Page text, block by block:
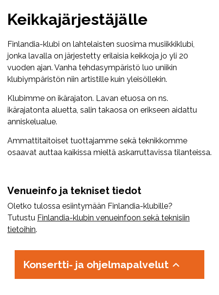
Keikkajärjestäjälle
Finlandia-klubi on lahtelaisten suosima musiikkiklubi,
jonka lavalla on järjestetty erilaisia keikkoja jo yli 20
vuoden ajan. Vanha tehdasympäristö luo uniikin
klubiympäristön niin artistille kuin yleisöllekin.
Klubimme on ikärajaton. Lavan etuosa on ns.
ikärajatonta aluetta, salin takaosa on erikseen aidattu
anniskelualue.
Ammattitaitoiset tuottajamme sekä teknikkomme
osaavat auttaa kaikissa mieltä askarruttavissa tilanteissa.
Venueinfo ja tekniset tiedot
Oletko tulossa esiintymään Finlandia-klubille?
Tutustu Finlandia-klubin venueinfoon sekä teknisiin
tietoihin.
Konsertti- ja ohjelmapalvelut